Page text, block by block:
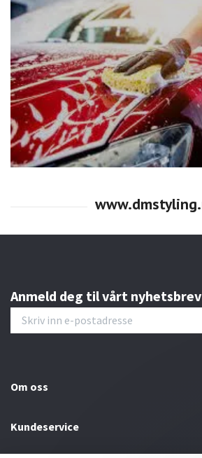
Anmeld deg til vårt nyhetsbrev
Om oss
Kundeservice